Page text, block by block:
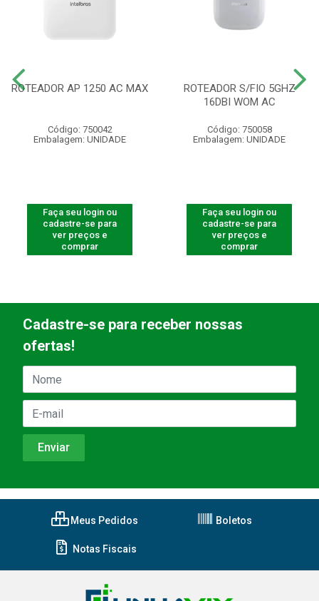
ROTEADOR AP 1250 AC MAX
Código: 750042
Embalagem: UNIDADE
Faça seu login ou
cadastre-se para
ver preços e
comprar
ROTEADOR S/FIO 5GHZ
16DBI WOM AC
Código: 750058
Embalagem: UNIDADE
Faça seu login ou
cadastre-se para
ver preços e
comprar
Cadastre-se para receber nossas
ofertas!
Meus Pedidos Boletos
Notas Fiscais